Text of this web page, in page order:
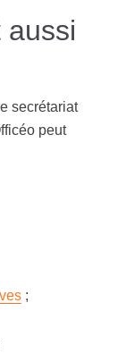
aussi
secrétariat
peut
;